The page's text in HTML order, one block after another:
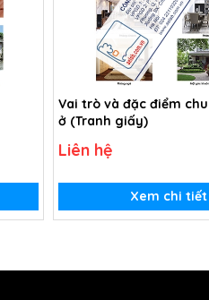
Vai trò và đặc điểm
ở (Tranh giấy)
Liên hệ
Xem chi tiết